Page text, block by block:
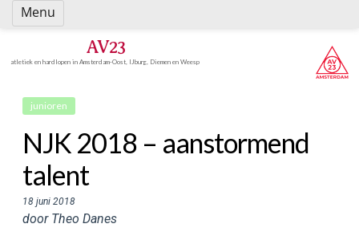
Spring
naar
AV23
atletiek en hardlopen in Amsterdam-Oost, IJburg, Diemen en Weesp
junioren
NJK 2018 – aanstormend
talent
18 juni 2018
door Theo Danes
Menu